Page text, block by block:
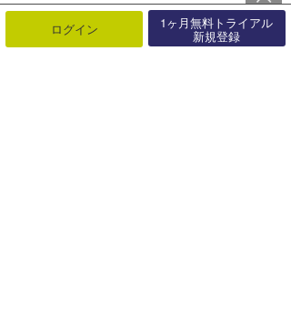
ログイン 1ヶ月無料トライアル
新規登録